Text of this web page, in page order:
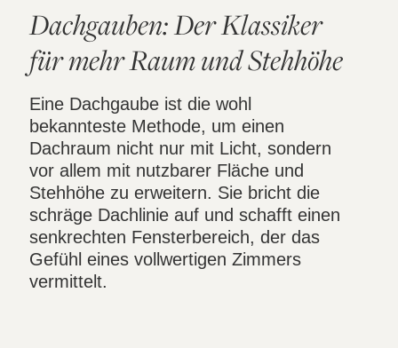
Dachgauben: Der Klassiker
für mehr Raum und Stehhöhe
Eine Dachgaube ist die wohl
bekannteste Methode, um einen
Dachraum nicht nur mit Licht, sondern
vor allem mit nutzbarer Fläche und
Stehhöhe zu erweitern. Sie bricht die
schräge Dachlinie auf und schafft einen
senkrechten Fensterbereich, der das
Gefühl eines vollwertigen Zimmers
vermittelt.